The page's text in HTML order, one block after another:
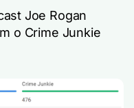
Joe Rogan
o Crime Junkie